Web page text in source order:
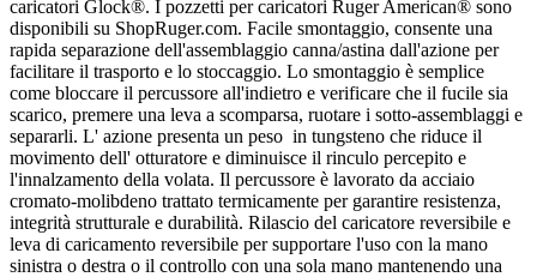
caricatori Glock®. I pozzetti per caricatori Ruger American® sono
disponibili su ShopRuger.com. Facile smontaggio, consente una
rapida separazione dell'assemblaggio canna/astina dall'azione per
facilitare il trasporto e lo stoccaggio. Lo smontaggio è semplice
come bloccare il percussore all'indietro e verificare che il fucile sia
scarico, premere una leva a scomparsa, ruotare i sotto-assemblaggi e
separarli. L' azione presenta un peso in tungsteno che riduce il
movimento dell' otturatore e diminuisce il rinculo percepito e
l'innalzamento della volata. Il percussore è lavorato da acciaio
cromato-molibdeno trattato termicamente per garantire resistenza,
integrità strutturale e durabilità. Rilascio del caricatore reversibile e
leva di caricamento reversibile per supportare l'uso con la mano
sinistra o destra o il controllo con una sola mano mantenendo una